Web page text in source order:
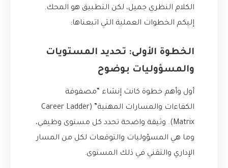
الكلام النظري جميل، لكن التطبيق هو المحك.
إليكم الخطوات العملية التي اتبعناها:
الخطوة الأولى: تحديد المستويات
والمسؤوليات بوضوح
أول وأهم خطوة كانت إنشاء “مصفوفة
الكفاءات والمسارات المهنية” (Career Ladder
Matrix). وثيقة واضحة تحدد كل مستوى وظيفي،
وما هي المسؤوليات والتوقعات لكل من المسار
الإداري والتقني في ذلك المستوى.